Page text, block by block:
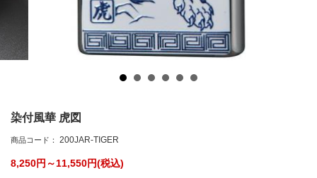
染付風華 虎図
商品コード： 200JAR-TIGER
8,250円～11,550円(税込)